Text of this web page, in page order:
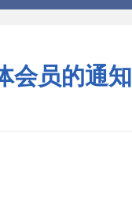
会员的通知